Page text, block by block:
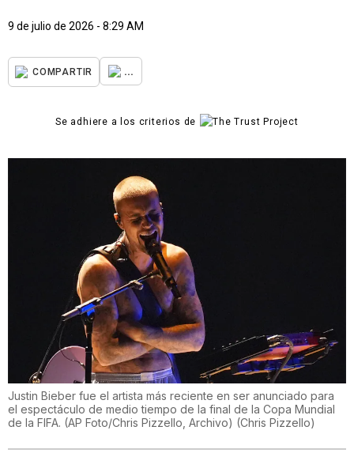
9 de julio de 2026 - 8:29 AM
COMPARTIR ...
Se adhiere a los criterios de
Justin Bieber fue el artista más reciente en ser anunciado para
el espectáculo de medio tiempo de la final de la Copa Mundial
de la FIFA. (AP Foto/Chris Pizzello, Archivo) (Chris Pizzello)